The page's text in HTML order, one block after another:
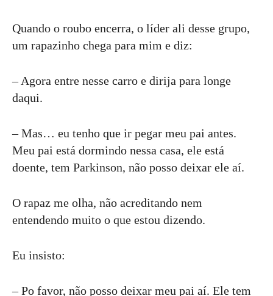
Quando o roubo encerra, o líder ali desse grupo,
um rapazinho chega para mim e diz:
– Agora entre nesse carro e dirija para longe
daqui.
– Mas… eu tenho que ir pegar meu pai antes.
Meu pai está dormindo nessa casa, ele está
doente, tem Parkinson, não posso deixar ele aí.
O rapaz me olha, não acreditando nem
entendendo muito o que estou dizendo.
Eu insisto:
– Po favor, não posso deixar meu pai aí. Ele tem